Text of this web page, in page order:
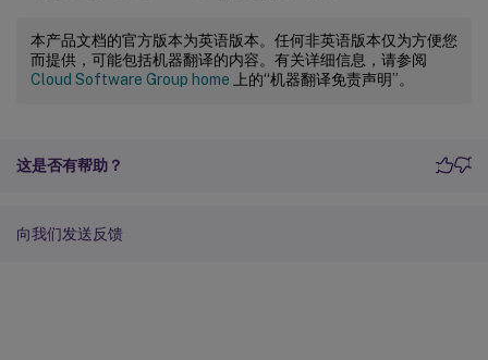
本产品文档的官方版本为英语版本。任何非英语版本仅为方便您
而提供，可能包括机器翻译的内容。有关详细信息，请参阅
Cloud Software Group home 上的“机器翻译免责声明”。
这是否有帮助？
向我们发送反馈